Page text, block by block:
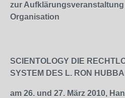
zur
Organisation
SCIENTOLOGY DIE
SYSTEM DES L. RON
am 26. und 27. März 2010,